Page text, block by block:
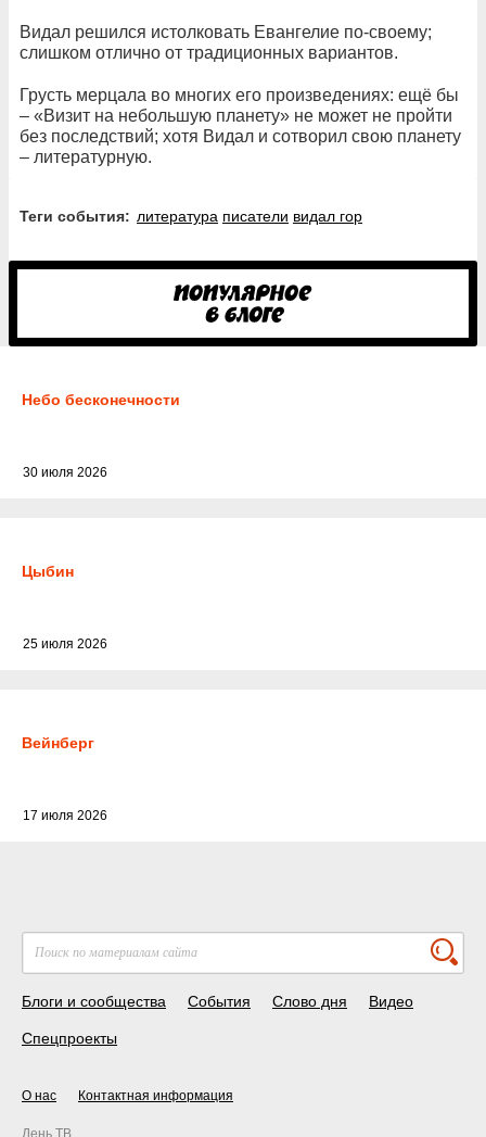
Видал решился истолковать Евангелие по-своему;
слишком отлично от традиционных вариантов.
Грусть мерцала во многих его произведениях: ещё бы
– «Визит на небольшую планету» не может не пройти
без последствий; хотя Видал и сотворил свою планету
– литературную.
Теги события: литература писатели видал гор
Небо бесконечности
30 июля 2026
Цыбин
25 июля 2026
Вейнберг
17 июля 2026
Блоги и сообщества События Слово дня Видео
Спецпроекты
О нас Контактная информация
День ТВ